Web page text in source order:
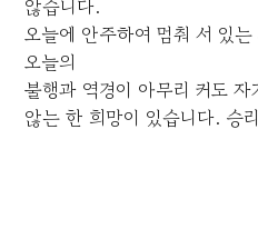
않습니다.
오늘에 안주하여 멈춰 서 있
오늘의
불행과 역경이 아무리 커도 자
않는 한 희망이 있습니다. 승